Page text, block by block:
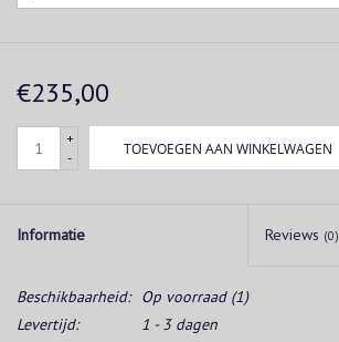
€235,00
+
-
TOEVOEGEN AAN WINKELWAGEN
Informatie Reviews (0)
Beschikbaarheid: Op voorraad(1)
Levertijd:
1 - 3 dagen